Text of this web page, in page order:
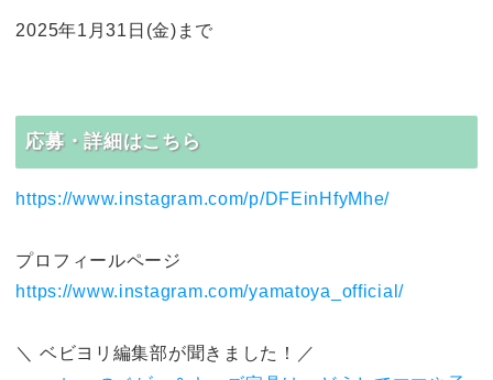
2025年1月31日(金)まで
応募・詳細はこちら
https://www.instagram.com/p/DFEinHfyMhe/
プロフィールページ
https://www.instagram.com/yamatoya_official/
＼ ベビヨリ編集部が聞きました！／